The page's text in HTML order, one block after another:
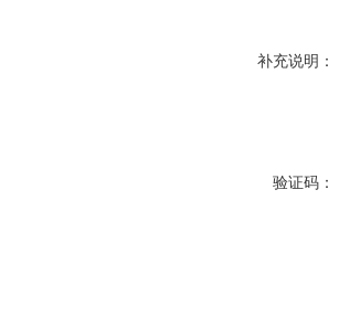
补充说明：
验证码：